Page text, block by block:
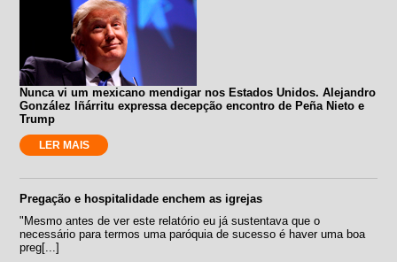
Nunca vi um mexicano mendigar nos Estados Unidos. Alejandro
González Iñárritu expressa decepção encontro de Peña Nieto e
Trump
LER MAIS
Pregação e hospitalidade enchem as igrejas
"Mesmo antes de ver este relatório eu já sustentava que o
necessário para termos uma paróquia de sucesso é haver uma boa
preg[...]